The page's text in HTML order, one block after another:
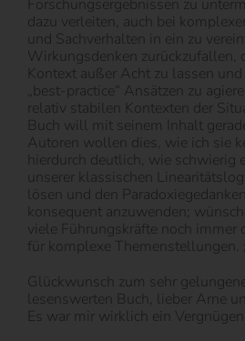
Forschungsergebnissen zu
dazu verleiten, auch bei
und Sachverhalten in ein zu
Wirkungsdenken zurückzufallen,
Kontext außer Acht zu lassen und
„best-practice“ Ansätzen zu
relativ stabilen Kontexten der
Buch will mit seinem Inhalt
Autoren wollen dies, wie ich sie
hierdurch deutlich, wie schwierig
unserer klassischen
lösen und den
konsequent anzuwenden;
viele Führungskräfte noch immer
für komplexe Themenstellungen.
Glückwunsch zum sehr
lesenswerten Buch, lieber Arne
Es war mir wirklich ein